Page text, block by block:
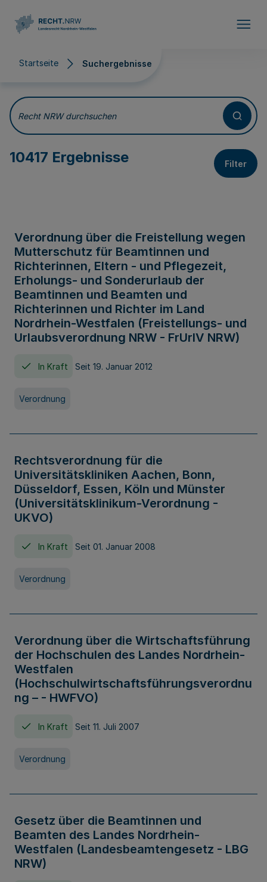
Startseite Suchergebnisse
Suchergebnisse
Recht NRW durchsuchen
10417 Ergebnisse Filter
Verordnung über die Freistellung wegen
Mutterschutz für Beamtinnen und
Richterinnen, Eltern - und Pflegezeit,
Erholungs- und Sonderurlaub der
Beamtinnen und Beamten und
Richterinnen und Richter im Land
Nordrhein-Westfalen (Freistellungs- und
Urlaubsverordnung NRW - FrUrlV NRW)
In Kraft Seit 19. Januar 2012
Verordnung
Rechtsverordnung für die
Universitätskliniken Aachen, Bonn,
Düsseldorf, Essen, Köln und Münster
(Universitätsklinikum-Verordnung -
UKVO)
In Kraft Seit 01. Januar 2008
Verordnung
Verordnung über die Wirtschaftsführung
der Hochschulen des Landes Nordrhein-
Westfalen
(Hochschulwirtschaftsführungsverordnu
ng – - HWFVO)
In Kraft Seit 11. Juli 2007
Verordnung
Gesetz über die Beamtinnen und
Beamten des Landes Nordrhein-
Westfalen (Landesbeamtengesetz - LBG
NRW)